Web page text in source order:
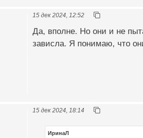
15 дек 2024, 12:52
Да, вполне. Но они и не
зависла. Я понимаю, что
15 дек 2024, 18:14
ИринаЛ